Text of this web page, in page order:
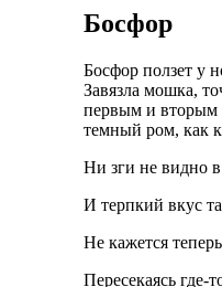
Босфор
Босфор ползет у
Завязла мошка,
первым и
темный ром, как
Ни зги не видно
И терпкий вкус
Не кажется
Пересекаясь где-